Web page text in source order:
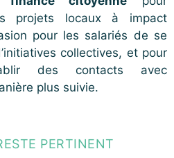
projets locaux à impact
pour les salariés de se
collectives, et pour
des contacts avec
plus suivie.
PERTINENT